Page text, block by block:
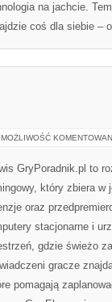
na jachcie.
coś dla siebie –
MOŻLIWOŚĆ
GryPoradnik.pl to
który zbiera w
oraz
stacjonarne i
gdzie świeżo
gracze
pomagają